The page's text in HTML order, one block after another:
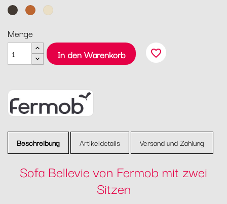
TonkaKandierte
Latte-
Menge
In den Warenkorb
favorite_border
Beschreibung Artikeldetails Versand und Zahlung
Sofa Bellevie von Fermob mit zwei
Sitzen